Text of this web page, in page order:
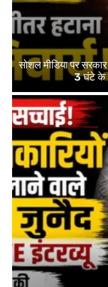
सोशल मीडिया पर
3 घंटे के